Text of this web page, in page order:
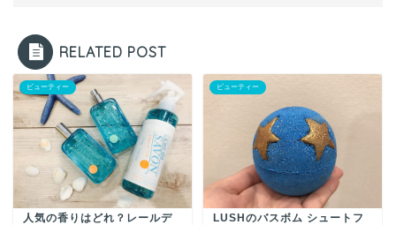
RELATED POST
ビューティー
人気の香りはどれ？レールデ
ビューティー
LUSHのバスボム シュートフ